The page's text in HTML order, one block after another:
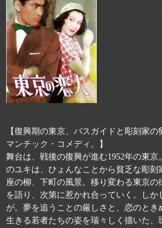
【復興期の東京、バスガイドと彫刻家
マンチック・コメディ。】
舞台は、戦後の復興が進む1952年の東
のユキは、ひょんなことから貧乏な彫刻
座の柳、下町の風景。移り変わる東京
を語り、次第に惹かれ合っていく。し
が。夢を追うことの厳しさと、恋のとき
生きる若者たちの姿を瑞々しく描いた、